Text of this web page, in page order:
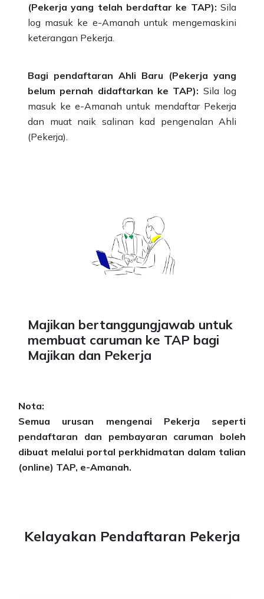
(Pekerja yang telah berdaftar ke TAP): Sila
log masuk ke e-Amanah untuk mengemaskini
keterangan Pekerja.
Bagi pendaftaran Ahli Baru (Pekerja yang
belum pernah didaftarkan ke TAP): Sila log
masuk ke e-Amanah untuk mendaftar Pekerja
dan muat naik salinan kad pengenalan Ahli
(Pekerja).
Majikan bertanggungjawab untuk
membuat caruman ke TAP bagi
Majikan dan Pekerja
Nota:
Semua urusan mengenai Pekerja seperti
pendaftaran dan pembayaran caruman boleh
dibuat melalui portal perkhidmatan dalam talian
(online) TAP, e-Amanah.
Kelayakan Pendaftaran Pekerja